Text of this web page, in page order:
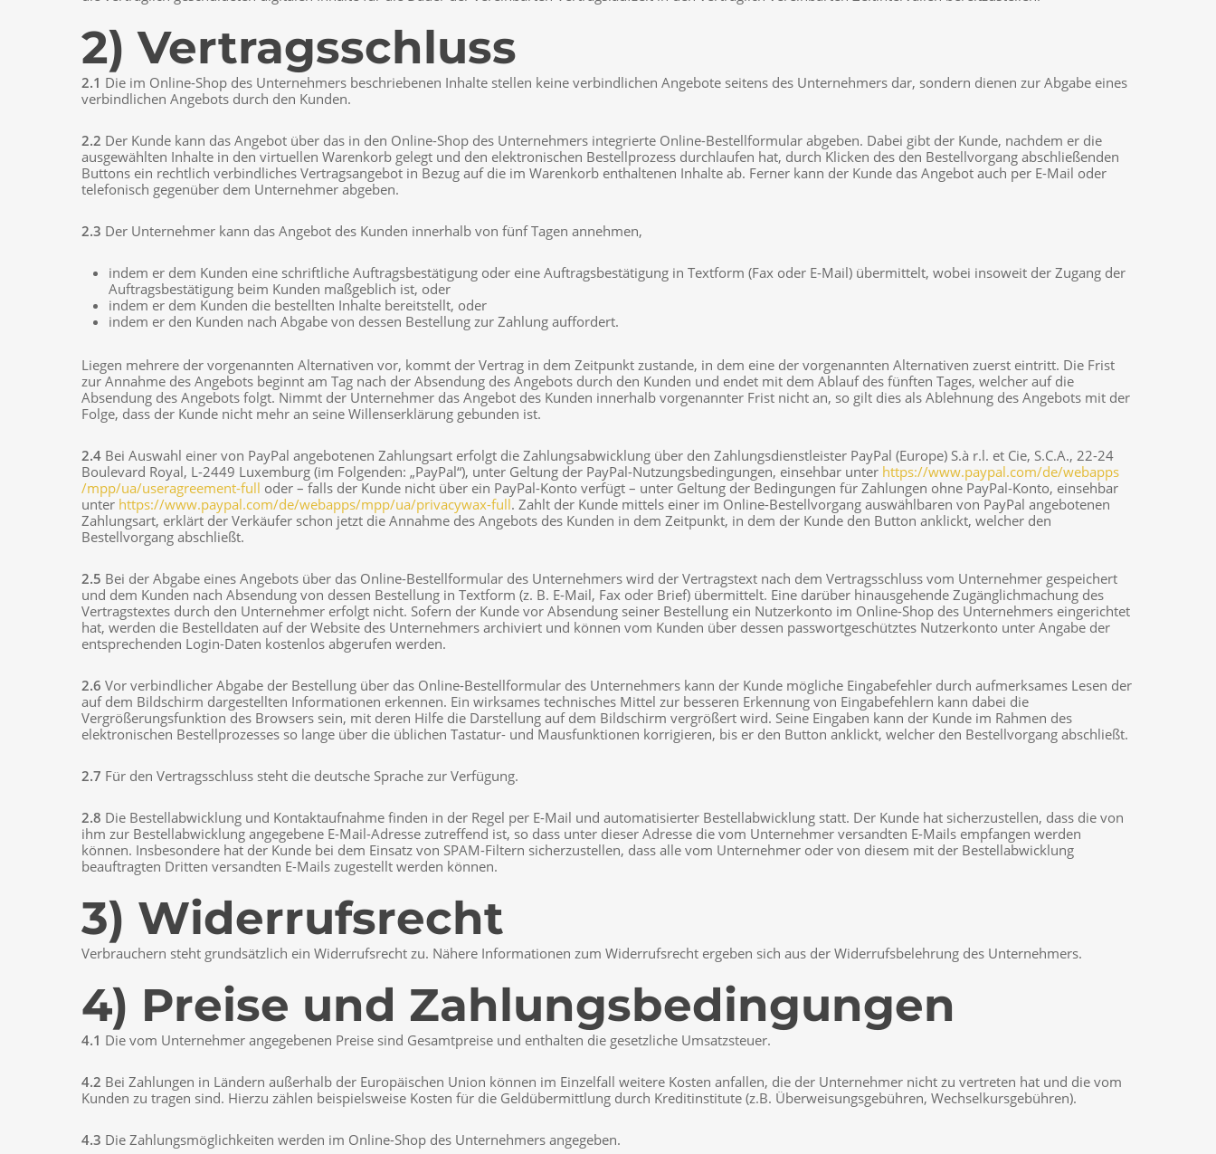
2) Vertragsschluss
2.1 Die im Online-Shop des Unternehmers beschriebenen Inhalte stellen keine verbindlichen Angebote seitens des Unternehmers dar, sondern dienen zur Abgabe eines
verbindlichen Angebots durch den Kunden.
2.2 Der Kunde kann das Angebot über das in den Online-Shop des Unternehmers integrierte Online-Bestellformular abgeben. Dabei gibt der Kunde, nachdem er die
ausgewählten Inhalte in den virtuellen Warenkorb gelegt und den elektronischen Bestellprozess durchlaufen hat, durch Klicken des den Bestellvorgang abschließenden
Buttons ein rechtlich verbindliches Vertragsangebot in Bezug auf die im Warenkorb enthaltenen Inhalte ab. Ferner kann der Kunde das Angebot auch per E-Mail oder
telefonisch gegenüber dem Unternehmer abgeben.
2.3 Der Unternehmer kann das Angebot des Kunden innerhalb von fünf Tagen annehmen,
indem er dem Kunden eine schriftliche Auftragsbestätigung oder eine Auftragsbestätigung in Textform (Fax oder E-Mail) übermittelt, wobei insoweit der Zugang der
Auftragsbestätigung beim Kunden maßgeblich ist, oder
indem er dem Kunden die bestellten Inhalte bereitstellt, oder
indem er den Kunden nach Abgabe von dessen Bestellung zur Zahlung auffordert.
Liegen mehrere der vorgenannten Alternativen vor, kommt der Vertrag in dem Zeitpunkt zustande, in dem eine der vorgenannten Alternativen zuerst eintritt. Die Frist
zur Annahme des Angebots beginnt am Tag nach der Absendung des Angebots durch den Kunden und endet mit dem Ablauf des fünften Tages, welcher auf die
Absendung des Angebots folgt. Nimmt der Unternehmer das Angebot des Kunden innerhalb vorgenannter Frist nicht an, so gilt dies als Ablehnung des Angebots mit der
Folge, dass der Kunde nicht mehr an seine Willenserklärung gebunden ist.
2.4 Bei Auswahl einer von PayPal angebotenen Zahlungsart erfolgt die Zahlungsabwicklung über den Zahlungsdienstleister PayPal (Europe) S.à r.l. et Cie, S.C.A., 22-24
Boulevard Royal, L-2449 Luxemburg (im Folgenden: „PayPal“), unter Geltung der PayPal-Nutzungsbedingungen, einsehbar unter https://www.paypal.com/de/webapps
/mpp/ua/useragreement-full oder – falls der Kunde nicht über ein PayPal-Konto verfügt – unter Geltung der Bedingungen für Zahlungen ohne PayPal-Konto, einsehbar
unter https://www.paypal.com/de/webapps/mpp/ua/privacywax-full. Zahlt der Kunde mittels einer im Online-Bestellvorgang auswählbaren von PayPal angebotenen
Zahlungsart, erklärt der Verkäufer schon jetzt die Annahme des Angebots des Kunden in dem Zeitpunkt, in dem der Kunde den Button anklickt, welcher den
Bestellvorgang abschließt.
2.5 Bei der Abgabe eines Angebots über das Online-Bestellformular des Unternehmers wird der Vertragstext nach dem Vertragsschluss vom Unternehmer gespeichert
und dem Kunden nach Absendung von dessen Bestellung in Textform (z. B. E-Mail, Fax oder Brief) übermittelt. Eine darüber hinausgehende Zugänglichmachung des
Vertragstextes durch den Unternehmer erfolgt nicht. Sofern der Kunde vor Absendung seiner Bestellung ein Nutzerkonto im Online-Shop des Unternehmers eingerichtet
hat, werden die Bestelldaten auf der Website des Unternehmers archiviert und können vom Kunden über dessen passwortgeschütztes Nutzerkonto unter Angabe der
entsprechenden Login-Daten kostenlos abgerufen werden.
2.6 Vor verbindlicher Abgabe der Bestellung über das Online-Bestellformular des Unternehmers kann der Kunde mögliche Eingabefehler durch aufmerksames Lesen der
auf dem Bildschirm dargestellten Informationen erkennen. Ein wirksames technisches Mittel zur besseren Erkennung von Eingabefehlern kann dabei die
Vergrößerungsfunktion des Browsers sein, mit deren Hilfe die Darstellung auf dem Bildschirm vergrößert wird. Seine Eingaben kann der Kunde im Rahmen des
elektronischen Bestellprozesses so lange über die üblichen Tastatur- und Mausfunktionen korrigieren, bis er den Button anklickt, welcher den Bestellvorgang abschließt.
2.7 Für den Vertragsschluss steht die deutsche Sprache zur Verfügung.
2.8 Die Bestellabwicklung und Kontaktaufnahme finden in der Regel per E-Mail und automatisierter Bestellabwicklung statt. Der Kunde hat sicherzustellen, dass die von
ihm zur Bestellabwicklung angegebene E-Mail-Adresse zutreffend ist, so dass unter dieser Adresse die vom Unternehmer versandten E-Mails empfangen werden
können. Insbesondere hat der Kunde bei dem Einsatz von SPAM-Filtern sicherzustellen, dass alle vom Unternehmer oder von diesem mit der Bestellabwicklung
beauftragten Dritten versandten E-Mails zugestellt werden können.
3) Widerrufsrecht
Verbrauchern steht grundsätzlich ein Widerrufsrecht zu. Nähere Informationen zum Widerrufsrecht ergeben sich aus der Widerrufsbelehrung des Unternehmers.
4) Preise und Zahlungsbedingungen
4.1 Die vom Unternehmer angegebenen Preise sind Gesamtpreise und enthalten die gesetzliche Umsatzsteuer.
4.2 Bei Zahlungen in Ländern außerhalb der Europäischen Union können im Einzelfall weitere Kosten anfallen, die der Unternehmer nicht zu vertreten hat und die vom
Kunden zu tragen sind. Hierzu zählen beispielsweise Kosten für die Geldübermittlung durch Kreditinstitute (z.B. Überweisungsgebühren, Wechselkursgebühren).
4.3 Die Zahlungsmöglichkeiten werden im Online-Shop des Unternehmers angegeben.